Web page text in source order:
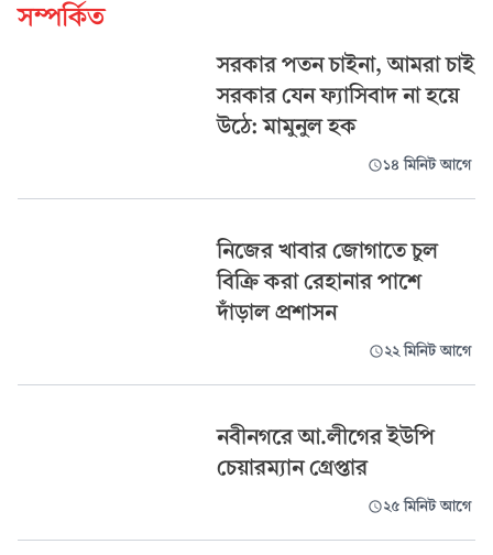
সম্পর্কিত
সরকার পতন চাইনা, আমরা চাই
সরকার যেন ফ্যাসিবাদ না হয়ে
উঠে: মামুনুল হক
১৪ মিনিট আগে
নিজের খাবার জোগাতে চুল
বিক্রি করা রেহানার পাশে
দাঁড়াল প্রশাসন
২২ মিনিট আগে
নবীনগরে আ.লীগের ইউপি
চেয়ারম্যান গ্রেপ্তার
২৫ মিনিট আগে